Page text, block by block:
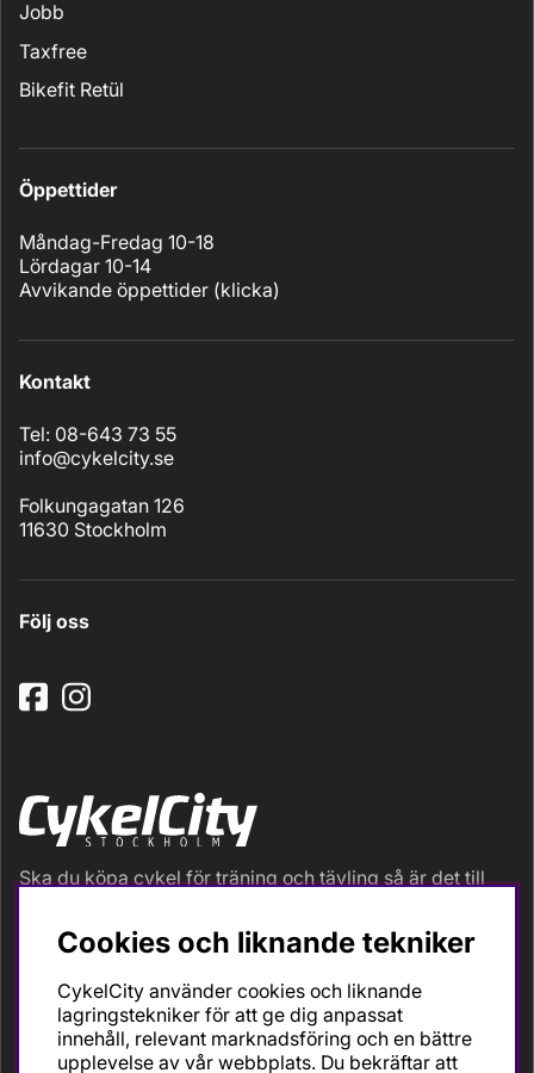
Jobb
Taxfree
Bikefit Retül
Öppettider
Måndag-Fredag 10-18
Lördagar 10-14
Avvikande öppettider (klicka)
Kontakt
Tel: 08-643 73 55
info@cykelcity.se
Folkungagatan 126
11630 Stockholm
Följ oss
Ska du köpa cykel för träning och tävling så är det till
Vi är en mycket personlig cykelaffär med hög
servicegrad och alla vi som jobbar är inbitna cyklister
och dess produkter. Gör din bästa cykelaffär på
CykelCity!
Cookies och liknande tekniker
CykelCity använder cookies och liknande
lagringstekniker för att ge dig anpassat
innehåll, relevant marknadsföring och en bättre
upplevelse av vår webbplats. Du bekräftar att